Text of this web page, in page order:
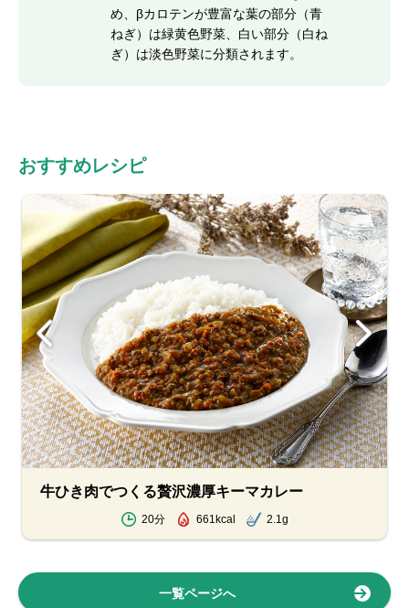
め、βカロテンが豊富な葉の部分（青
ねぎ）は緑黄色野菜、白い部分（白ね
ぎ）は淡色野菜に分類されます。
おすすめレシピ
牛ひき肉でつくる贅沢濃厚キーマカレー
20分 661kcal 2.1g
一覧ページへ